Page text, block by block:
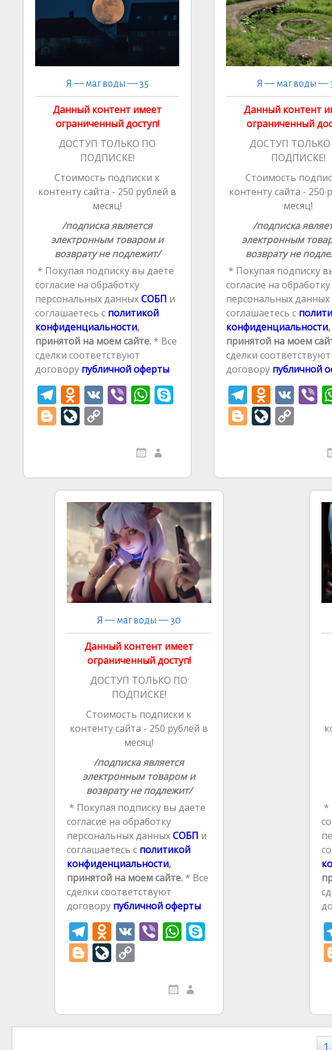
kial ki
al
Я — маг воды — 35
Данный контент имеет
ограниченный доступ!
ДОСТУП ТОЛЬКО ПО
ПОДПИСКЕ!
Стоимость подписки к
контенту сайта - 250 рублей в
месяц!
/подписка является
электронным товаром и
возврату не подлежит/
* Покупая подписку вы даете
согласие на обработку
персональных данныхСОБП и
соглашаетесь сполитикой
конфиденциальности,
принятой на моем сайте.* Все
сделки соответствуют
договору публичной оферты
T
el
e
m
O
d
n
as
s
ni
ki
V
K
Vi W
s
p
p
S
Bl
g
er
Li
o
u
r
n
al
C
y
Li
n
k
Я — маг воды —
Данный контент
ограниченный
ДОСТУП
ПОДПИСКЕ!
Стоимость
контенту сайта - 250
месяц!
/подписка
электронным
возврату не
* Покупая подписку
согласие на обработку
персональных данных
соглашаетесь с
конфиденциальности,
принятой на моем
сделки соответствуют
договору публичной
T
el
e
O
d
n
V
K
Bl
g
Li
o
C
y
Я — маг воды — 30
Данный контент имеет
ограниченный доступ!
ДОСТУП ТОЛЬКО ПО
ПОДПИСКЕ!
Стоимость подписки к
контенту сайта - 250 рублей в
месяц!
/подписка является
электронным товаром и
возврату не подлежит/
* Покупая подписку вы даете
согласие на обработку
персональных данныхСОБП и
соглашаетесь сполитикой
конфиденциальности,
принятой на моем сайте.* Все
сделки соответствуют
договору публичной оферты
T
el
e
m
O
d
n
as
V
K
Vi W
s
p
S
Bl
g
er
Li
o
u
C
y
Li
*
1